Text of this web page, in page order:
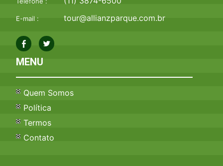
E-mail : tour@allianzparque.com.br
MENU
Quem Somos
Política
Termos
Contato